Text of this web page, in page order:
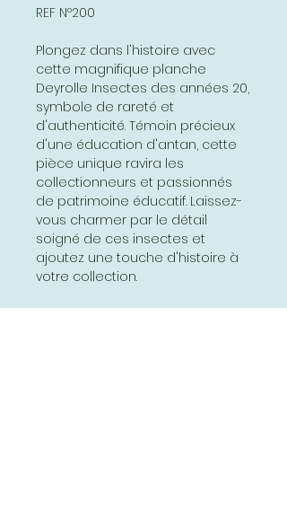
REF Nº200
Plongez dans l'histoire avec
cette magnifique planche
Deyrolle Insectes des années 20,
symbole de rareté et
d'authenticité. Témoin précieux
d'une éducation d'antan, cette
pièce unique ravira les
collectionneurs et passionnés
de patrimoine éducatif. Laissez-
vous charmer par le détail
soigné de ces insectes et
ajoutez une touche d'histoire à
votre collection.
www.affichesscolaires.fr